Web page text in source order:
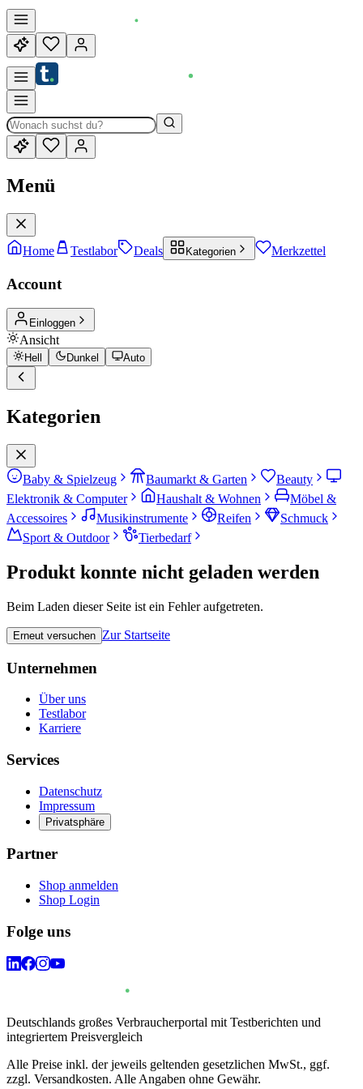
Menü
Home Testlabor Deals Kategorien Merkzettel
Account
Einloggen
Ansicht
Hell Dunkel Auto
Kategorien
Baby & Spielzeug Baumarkt & Garten
Beauty
Elektronik & Computer
Haushalt & Wohnen
Möbel &
Accessoires
Musikinstrumente Reifen
Schmuck
Sport & Outdoor
Tierbedarf
Produkt konnte nicht geladen werden
Beim Laden dieser Seite ist ein Fehler aufgetreten.
Erneut versuchen Zur Startseite
Unternehmen
Über uns
Testlabor
Karriere
Services
Datenschutz
Impressum
Privatsphäre
Partner
Shop anmelden
Shop Login
Folge uns
Deutschlands großes Verbraucherportal mit Testberichten und
integriertem Preisvergleich
Alle Preise inkl. der jeweils geltenden gesetzlichen MwSt., ggf.
zzgl. Versandkosten. Alle Angaben ohne Gewähr.